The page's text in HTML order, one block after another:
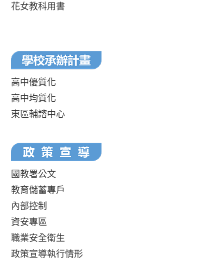
花女教科用書
高中優質化
高中均質化
東區輔諮中心
國教署公文
教育儲蓄專戶
內部控制
資安專區
職業安全衛生
政策宣導執行情形